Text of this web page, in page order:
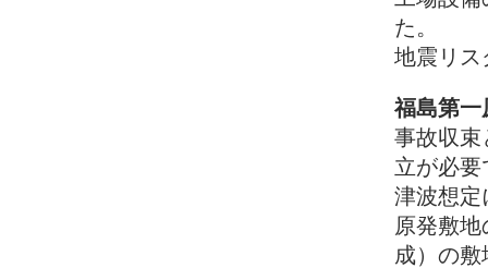
た。
地震リス
福島第一
事故収束
立が必要
津波想定
原発敷
成）の